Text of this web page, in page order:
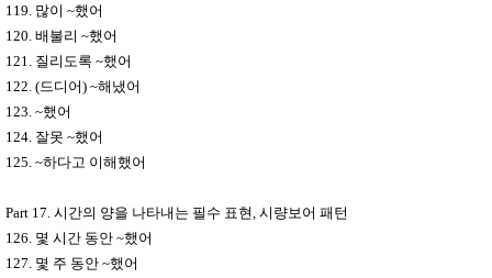
119. 많이 ~했어
120. 배불리 ~했어
121. 질리도록 ~했어
122. (드디어) ~해냈어
123. ~했어
124. 잘못 ~했어
125. ~하다고 이해했어
Part 17. 시간의 양을 나타내는 필수 표현 시량보어 패턴
126. 몇 시간 동안 ~했어
127. 몇 주 동안 ~했어